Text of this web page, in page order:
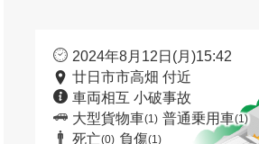
2024年8月12日(月)15:42
廿日市市高畑 付近
車両相互 小破事故
大型貨物車(1) 普通乗用車(1)
死亡(0) 負傷(1)